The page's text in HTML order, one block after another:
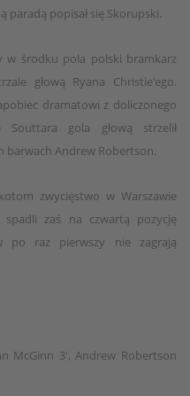
paradą popisał się Skorupski.
w środku pola polski bramkarz
głową Ryana Christie'ego.
dramatowi z doliczonego
gola głową strzelił
barwach Andrew Robertson.
zwycięstwo w Warszawie
zaś na czwartą pozycję
raz pierwszy nie zagrają
McGinn 3', Andrew Robertson